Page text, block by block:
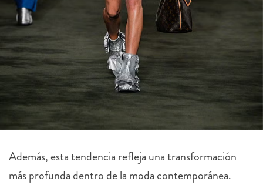
Además, esta tendencia refleja una transformación
más profunda dentro de la moda contemporánea.